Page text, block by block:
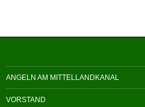
ANGELN AM MITTELLANDKANAL
VORSTAND